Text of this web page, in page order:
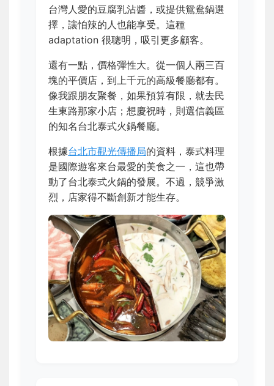
台灣人愛的豆腐乳沾醬，或提供鴛鴦鍋選
擇，讓怕辣的人也能享受。這種
adaptation 很聰明，吸引更多顧客。
還有一點，價格彈性大。從一個人兩三百
塊的平價店，到上千元的高級餐廳都有。
像我跟朋友聚餐，如果預算有限，就去民
生東路那家小店；想慶祝時，則選信義區
的知名台北泰式火鍋餐廳。
根據台北市觀光傳播局的資料，泰式料理
是國際遊客來台最愛的美食之一，這也帶
動了台北泰式火鍋的發展。不過，競爭激
烈，店家得不斷創新才能生存。